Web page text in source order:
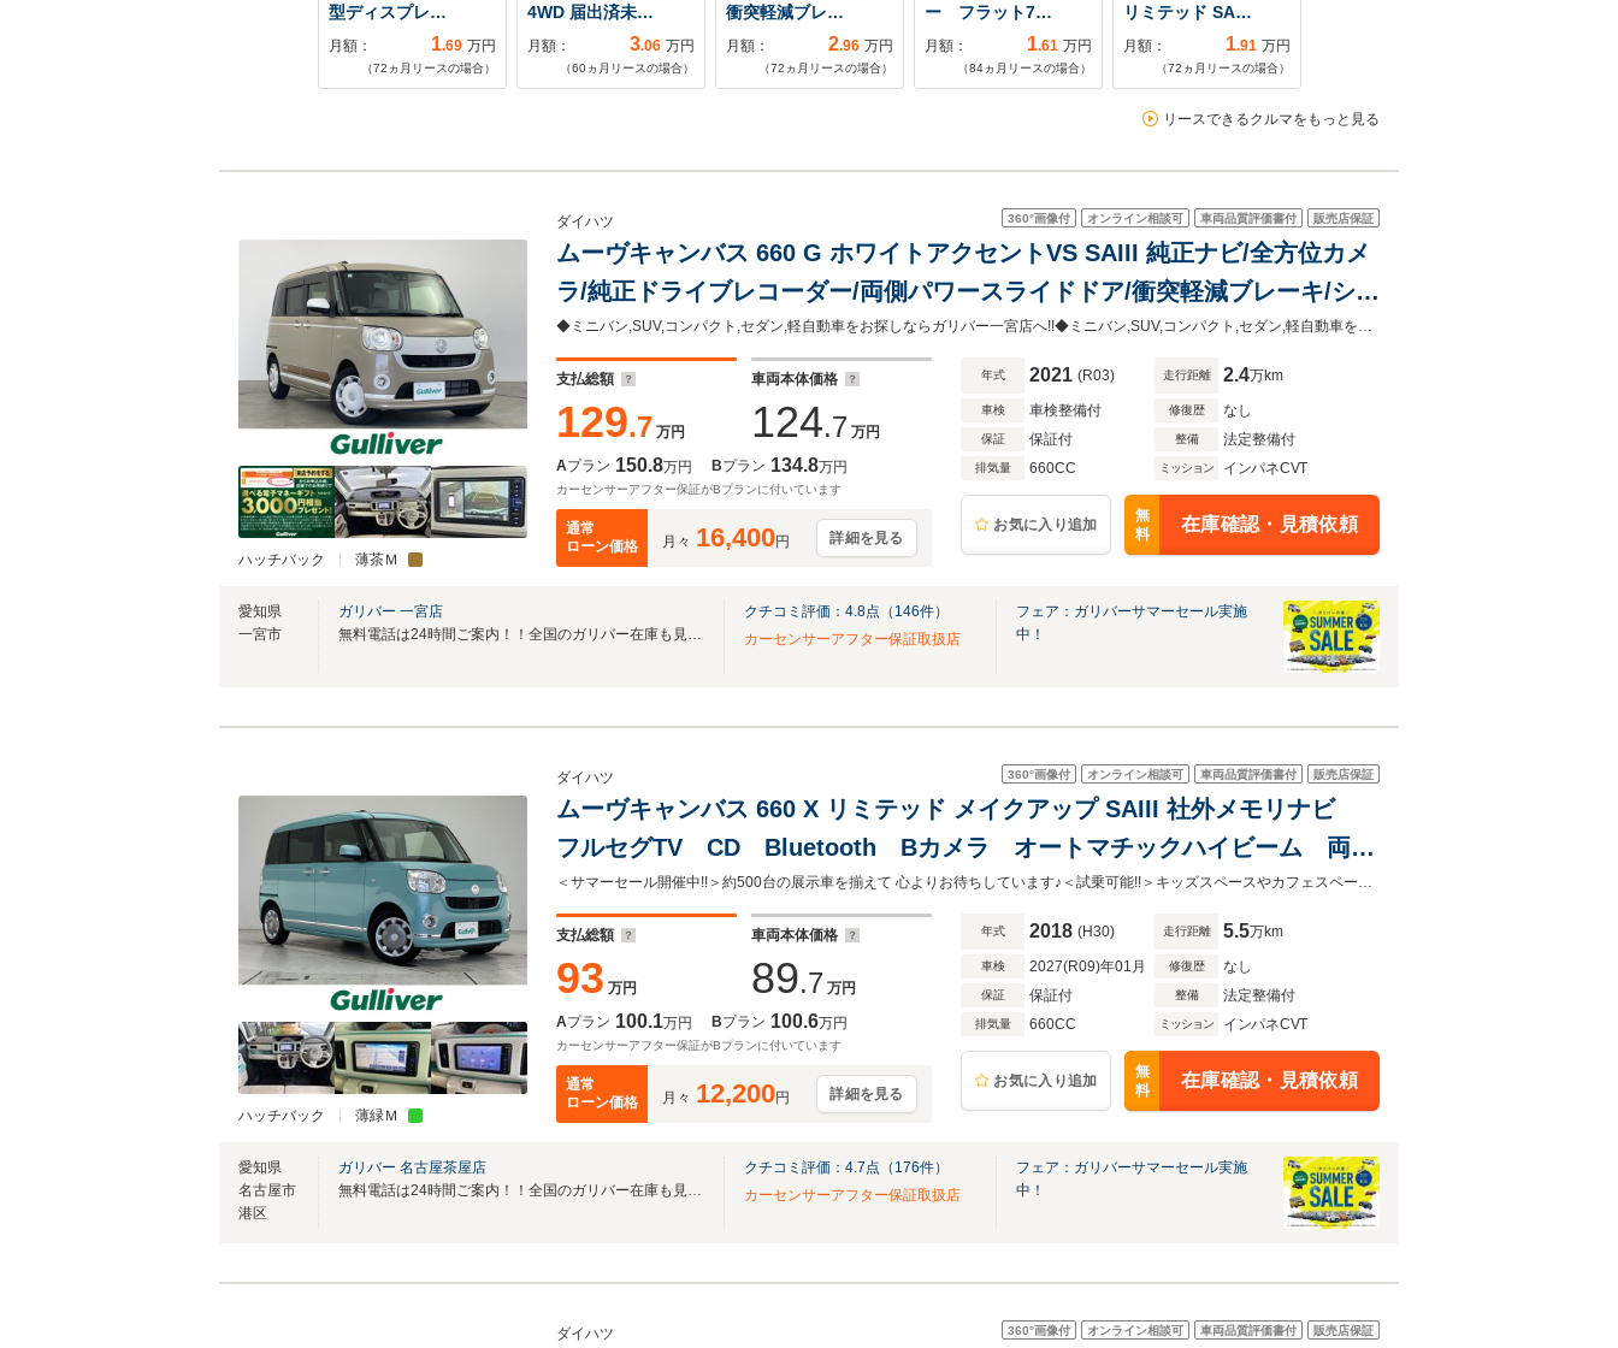
型ディスプレ…
月額： 1.69 万円
（72 ヵ月リースの場合）
4WD 届出済未…
月額： 3.06 万円
（60ヵ月リースの場合）
衝突軽減ブレ…
月額： 2.96 万円
（72 ヵ月リースの場合）
ー フラット7…
月額： 1.61 万円
（84ヵ月リースの場合）
リミテッド SA…
月額： 1.91 万円
（72 ヵ月リースの場合）
リースできるクルマをもっと見る
ハッチバック 薄茶Ｍ
360°画像付 オンライン相談可 車両品質評価書付 販売店保証
ダイハツ
ムーヴキャンバス 660 G ホワイトアクセントVS SAIII 純正ナビ/全方位カメ
ラ/純正ドライブレコーダー/両側パワースライドドア/衝突軽減ブレーキ/シー
トヒーター/レーンキープアシスト/オートマチックハイビーム/フォグラン
プ/LEDライト/フルセグTV/BT
支払総額
129.7 万円
車両本体価格
124.7 万円
Aプラン 150.8万円 Bプラン 134.8万円
カーセンサーアフター保証がBプランに付いています
通常
ローン価格
月々 16,400円 詳細を見る
年式 2021 (R03) 走行距離 2.4万km
車検 車検整備付 修復歴 なし
保証 保証付 整備 法定整備付
排気量 660CC ミッション インパネCVT
お気に入り追加
無
料
在庫確認・見積依頼
愛知県
一宮市
ガリバー 一宮店
クチコミ評価： 4.8点（ 146件）
カーセンサーアフター保証取扱店
フェア：ガリバーサマーセール実施
中！
ハッチバック 薄緑Ｍ
360°画像付 オンライン相談可 車両品質評価書付 販売店保証
ダイハツ
ムーヴキャンバス 660 X リミテッド メイクアップ SAIII 社外メモリナビ
フルセグTV CD Bluetooth Bカメラ オートマチックハイビーム 両側
パワースライドドア ETC ステアリングスイッチ スマートキー プッシ
ュスタート アイドリングストップ
支払総額
93 万円
車両本体価格
89.7 万円
Aプラン 100.1万円 Bプラン 100.6万円
カーセンサーアフター保証がBプランに付いています
通常
ローン価格
月々 12,200円 詳細を見る
年式 2018 (H30) 走行距離 5.5万km
車検 2027(R09)年01月 修復歴 なし
保証 保証付 整備 法定整備付
排気量 660CC ミッション インパネCVT
お気に入り追加
無
料
在庫確認・見積依頼
愛知県
名古屋市
港区
ガリバー 名古屋茶屋店
クチコミ評価： 4.7 点（ 176件）
カーセンサーアフター保証取扱店
フェア：ガリバーサマーセール実施
中！
360°画像付 オンライン相談可 車両品質評価書付 販売店保証
ダイハツ